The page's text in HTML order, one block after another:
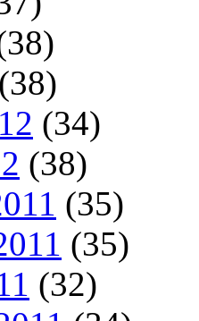
(38)
(34)
(38)
(35)
(35)
(32)